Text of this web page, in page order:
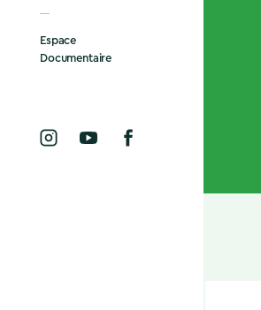
Espace
Documentaire